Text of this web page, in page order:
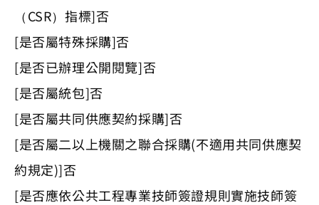
（CSR）指標]否
[是否屬特殊採購]否
[是否已辦理公開閱覽]否
[是否屬統包]否
[是否屬共同供應契約採購]否
[是否屬二以上機關之聯合採購(不適用共同供應契
約規定)]否
[是否應依公共工程專業技師簽證規則實施技師簽